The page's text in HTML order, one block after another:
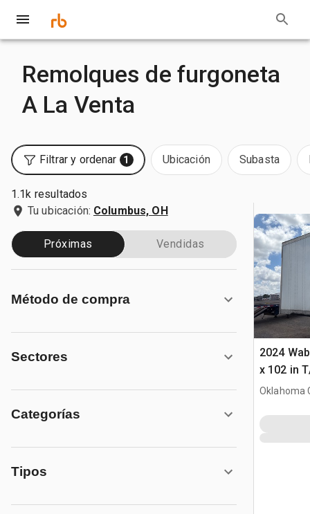
Remolques de furgoneta
A La Venta
Filtrar y ordenar 1 Ubicación Subasta
1.1k resultados
Tu ubicación: Columbus, OH
Próximas Vendidas
Método de compra
Sectores
Categorías
Tipos
2024
x 102 in
Oklahoma